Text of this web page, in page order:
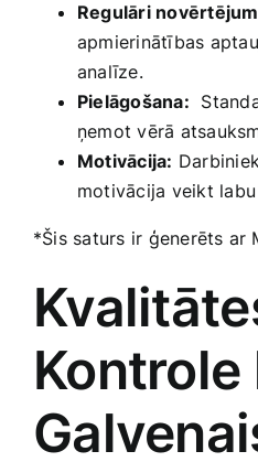
Regulāri‍
apmierinātības
analīze.
Pielāgošana:
ņemot vērā
Motivācija:
motivācija veikt
*Šis saturs ir ģenerēts ar
Kontrole